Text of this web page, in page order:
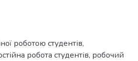
роботою студентів,
робота студентів, робочий